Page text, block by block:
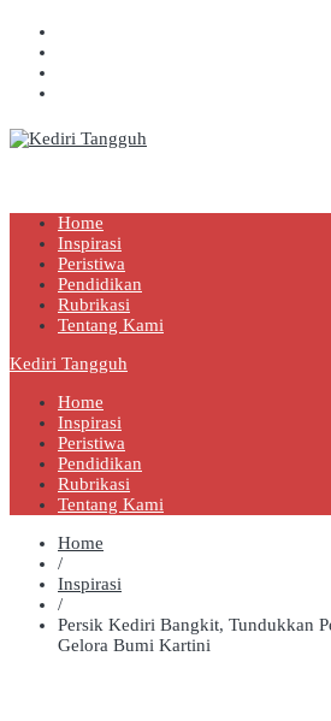
Home
Inspirasi
Peristiwa
Pendidikan
Rubrikasi
Tentang Kami
Kediri Tangguh
Home
Inspirasi
Peristiwa
Pendidikan
Rubrikasi
Tentang Kami
Home
/
Inspirasi
/
Persik Kediri Bangkit, Tundukkan
Gelora Bumi Kartini